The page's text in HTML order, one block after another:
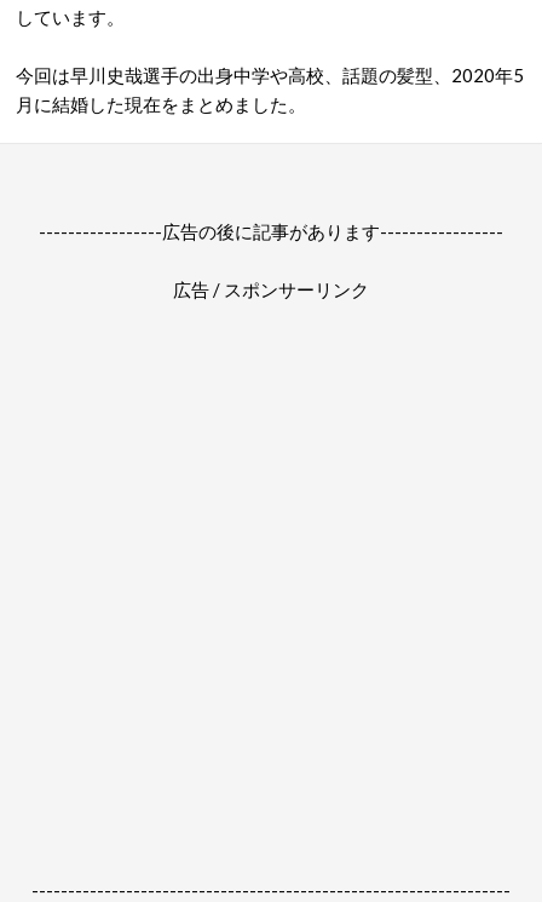
しています。
今回は早川史哉選手の出身中学や高校、話題の髪型、2020年5
月に結婚した現在をまとめました。
-----------------広告の後に記事があります-----------------
広告 / スポンサーリンク
------------------------------------------------------------------